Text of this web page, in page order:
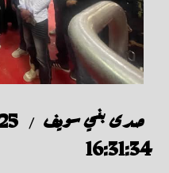
صدى بني سويف /
16:31:34